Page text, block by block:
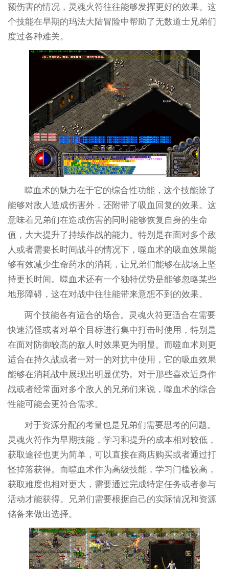
额伤害的情况，灵魂火符往往能够发挥更好的效果。这
个技能在早期的玛法大陆冒险中帮助了无数道士兄弟们
度过各种难关。
噬血术的魅力在于它的综合性功能，这个技能除了
能够对敌人造成伤害外，还附带了吸血回复的效果。这
意味着兄弟们在造成伤害的同时能够恢复自身的生命
值，大大提升了持续作战的能力。特别是在面对多个敌
人或者需要长时间战斗的情况下，噬血术的吸血效果能
够有效减少生命药水的消耗，让兄弟们能够在战场上坚
持更长时间。噬血术还有一个独特优势是能够忽略某些
地形障碍，这在对战中往往能带来意想不到的效果。
两个技能各有适合的场合。灵魂火符更适合在需要
快速清怪或者对单个目标进行集中打击时使用，特别是
在面对防御较高的敌人时效果更为明显。而噬血术则更
适合在持久战或者一对一的对抗中使用，它的吸血效果
能够在消耗战中展现出明显优势。对于那些喜欢近身作
战或者经常面对多个敌人的兄弟们来说，噬血术的综合
性能可能会更符合需求。
对于资源分配的考量也是兄弟们需要思考的问题。
灵魂火符作为早期技能，学习和提升的成本相对较低，
获取途径也更为简单，可以直接在商店购买或者通过打
怪掉落获得。而噬血术作为高级技能，学习门槛较高，
获取难度也相对更大，需要通过完成特定任务或者参与
活动才能获得。兄弟们需要根据自己的实际情况和资源
储备来做出选择。